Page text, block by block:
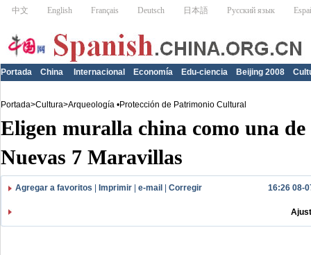
Portada China Internacional Economía Edu-ciencia Beijing 2008
Portada>Cultura>Arqueología •Protección de Patrimonio Cultural
Eligen muralla china como una de
Nuevas 7 Maravillas
Agregar a favoritos Imprimir e-mail Corregir 16:26 08-